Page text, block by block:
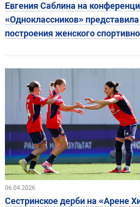
Евгения Саблина на
«Одноклассников»
построения женского
06.04.2026
Сестринское дерби на «Арене